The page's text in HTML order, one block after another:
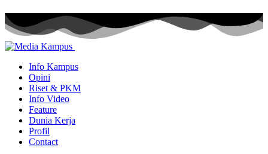
Info Kampus
Opini
Riset & PKM
Info Video
Feature
Dunia Kerja
Profil
Contact